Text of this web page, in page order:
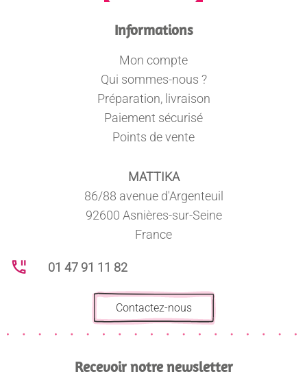
Informations
Mon compte
Qui sommes-nous ?
Préparation, livraison
Paiement sécurisé
Points de vente
MATTIKA
86/88 avenue d'Argenteuil
92600 Asnières-sur-Seine
France
01 47 91 11 82
Contactez-nous
Recevoir notre newsletter